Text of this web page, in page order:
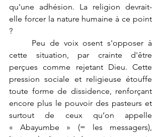
qu'une adhésion. La religion devrait-
elle forcer la nature humaine à ce point
?
cette situation, par crainte d'être
perçues comme rejetant Dieu. Cette
pression sociale et religieuse étouffe
toute forme de dissidence, renforçant
encore plus le pouvoir des pasteurs et
surtout de ceux qu’on appelle
« Abayumbe » (= les messagers),